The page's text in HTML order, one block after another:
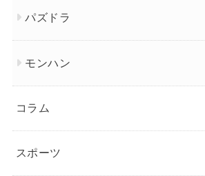
パズドラ
モンハン
コラム
スポーツ